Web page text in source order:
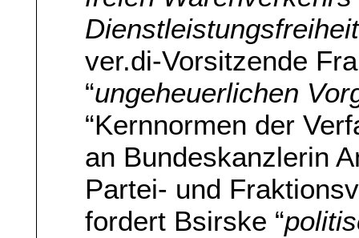
ver.di-Vorsitzende
“ungeheuerlichen
“Kernnormen der
an Bundeskanzlerin
Partei- und
fordert Bsirske “